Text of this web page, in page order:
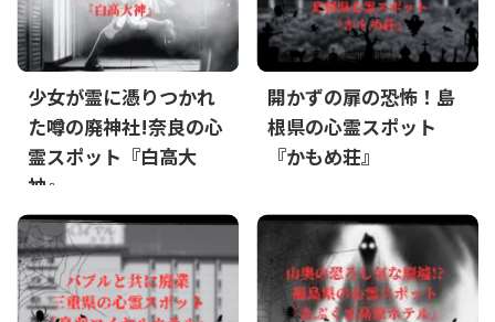
少女が霊に憑りつかれ
た噂の廃神社!奈良の心
霊スポット『白高大
神』
開かずの扉の恐怖！島
根県の心霊スポット
『かもめ荘』